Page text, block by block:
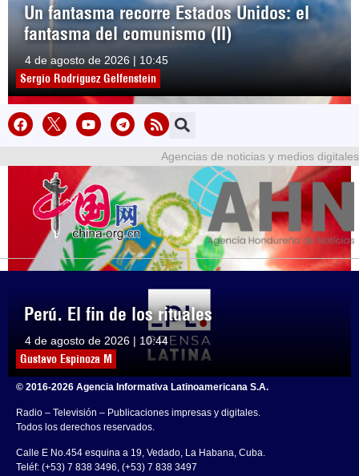
Un fantasma recorre Estados Unidos: el
fantasma del comunismo (II)
4 de agosto de 2026 | 10:45
Sergio Rodríguez Gelfenstein
Perú. El fin de los rituales
4 de agosto de 2026 | 10:44
Gustavo Espinoza M
Agencias de noticias y medios digitales
© 2016-2026 Agencia Informativa Latinoamericana S.A.
Radio – Televisión – Publicaciones impresas y digitales.
Todos los derechos reservados.
Calle E No.454 esquina a 19, Vedado, La Habana, Cuba.
Teléf: (+53) 7 838 3496, (+53) 7 838 3497